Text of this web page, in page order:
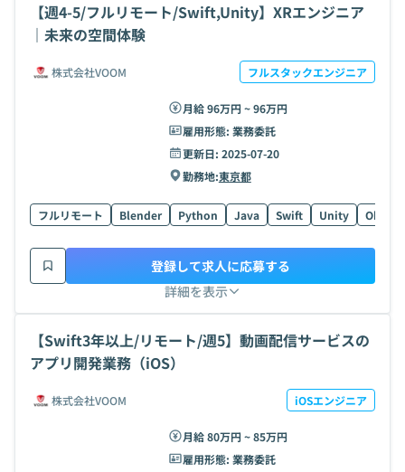
【週4-5/フルリモート/Swift,Unity】XRエンジニア
｜未来の空間体験
株式会社VOOM フルスタックエンジニア
月給 96万円 ~ 96万円
雇用形態: 業務委託
更新日: 2025-07-20
勤務地:東京都
フルリモート Blender Python Java Swift Unity
詳細を表示
登録して求人に応募する
【Swift3年以上/リモート/週5】動画配信サービスの
アプリ開発業務（iOS）
株式会社VOOM iOSエンジニア
月給 80万円 ~ 85万円
雇用形態: 業務委託